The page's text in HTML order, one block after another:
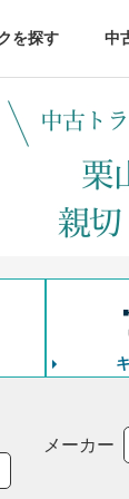
を探す 中
メーカー